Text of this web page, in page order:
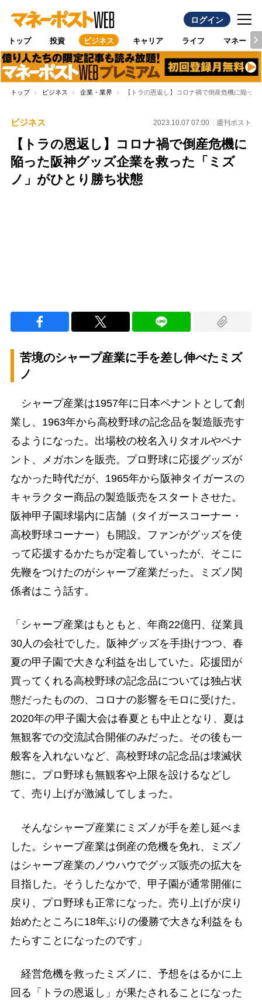
ログイン
トップ 投資 ビジネス キャリア ライフ マネー
トップ ビジネス 企業・業界 【トラの恩返し】コロナ禍で倒産危機に陥っ
ビジネス 2023.10.07 07:00 週刊ポスト
【トラの恩返し】コロナ禍で倒産危機に
陥った阪神グッズ企業を救った「ミズ
ノ」がひとり勝ち状態
苦境のシャープ産業に手を差し伸べたミズ
ノ
シャープ産業は1957年に日本ペナントとして創
業し、1963年から高校野球の記念品を製造販売す
るようになった。出場校の校名入りタオルやペナ
ント、メガホンを販売。プロ野球に応援グッズが
なかった時代だが、1965年から阪神タイガースの
キャラクター商品の製造販売をスタートさせた。
阪神甲子園球場内に店舗（タイガースコーナー・
高校野球コーナー）も開設。ファンがグッズを使
って応援するかたちが定着していったが、そこに
先鞭をつけたのがシャープ産業だった。ミズノ関
係者はこう話す。
「シャープ産業はもともと、年商22億円、従業員
30人の会社でした。阪神グッズを手掛けつつ、春
夏の甲子園で大きな利益を出していた。応援団が
買ってくれる高校野球の記念品については独占状
態だったものの、コロナの影響をモロに受けた。
2020年の甲子園大会は春夏とも中止となり、夏は
無観客での交流試合開催のみだった。その後も一
般客を入れないなど、高校野球の記念品は壊滅状
態に。プロ野球も無観客や上限を設けるなどし
て、売り上げが激減してしまった。
そんなシャープ産業にミズノが手を差し延べま
した。シャープ産業は倒産の危機を免れ、ミズノ
はシャープ産業のノウハウでグッズ販売の拡大を
目指した。そうしたなかで、甲子園が通常開催に
戻り、プロ野球も正常になった。売り上げが戻り
始めたところに18年ぶりの優勝で大きな利益をも
たらすことになったのです」
経営危機を救ったミズノに、予想をはるかに上
回る「トラの恩返し」が果たされることになった